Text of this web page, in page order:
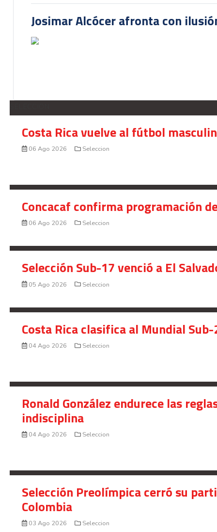
Josimar Alcócer afronta con
Costa Rica vuelve al fútbol
06 Ago 2026 Seleccion
Concacaf confirma programación
06 Ago 2026 Seleccion
Selección Sub-17 venció a El
05 Ago 2026 Seleccion
Costa Rica clasifica al Mundial
04 Ago 2026 Seleccion
Ronald González endurece las
indisciplina
04 Ago 2026 Seleccion
Selección Preolímpica cerró su
Colombia
03 Ago 2026 Seleccion